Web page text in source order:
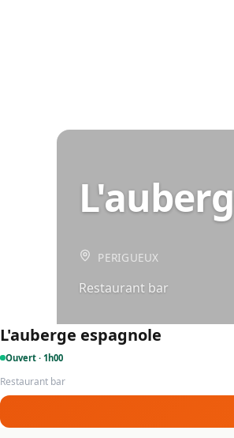
PERIGUEUX
Restaurant bar
L'auberge espagnole
Ouvert · 1h00
Restaurant bar